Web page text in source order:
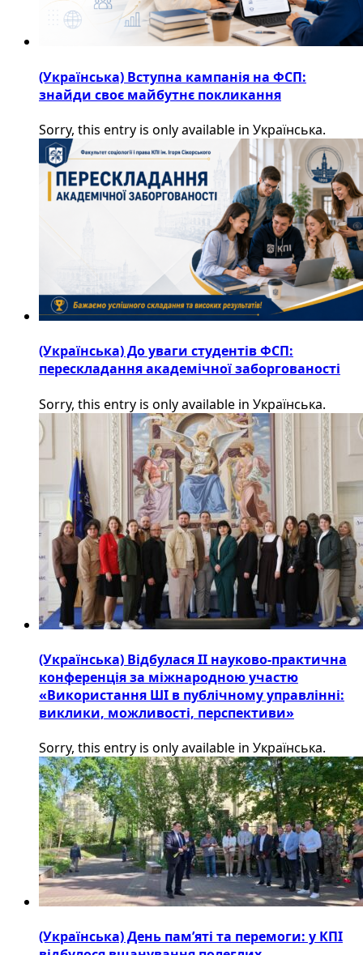
(Українська) Вступна кампанія на ФСП:
знайди своє майбутнє покликання
Sorry, this entry is only available in Українська.
(Українська) До уваги студентів ФСП:
перескладання академічної заборгованості
Sorry, this entry is only available in Українська.
(Українська) Відбулася ІІ науково-практична
конференція за міжнародною участю
«Використання ШІ в публічному управлінні:
виклики, можливості, перспективи»
Sorry, this entry is only available in Українська.
(Українська) День пам’яті та перемоги: у КПІ